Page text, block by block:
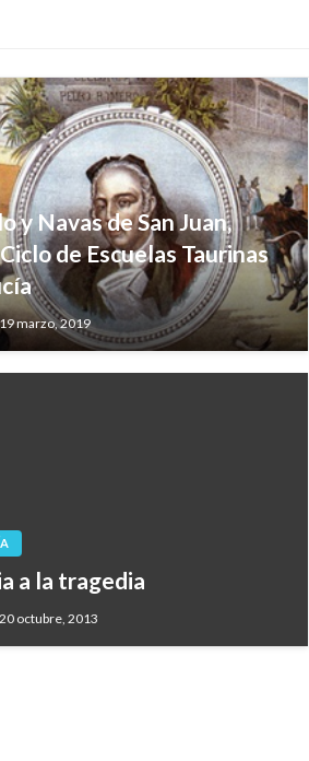
y Navas de San Juan,
de Escuelas Taurinas
19 marzo, 2019
a la tragedia
20 octubre, 2013